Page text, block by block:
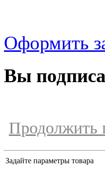
Оформить
Вы
Продолжить
Задайте параметры товара